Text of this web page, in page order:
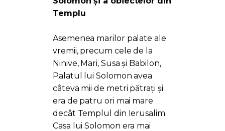
Templu
Asemenea marilor palate ale
vremii, precum cele de la
Ninive, Mari, Susa și Babilon,
Palatul lui Solomon avea
câteva mii de metri pătrați și
era de patru ori mai mare
decât Templul din Ierusalim.
Casa lui Solomon era mai